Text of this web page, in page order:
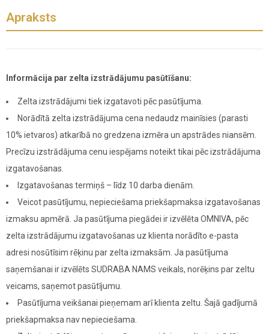
Apraksts
Informācija par zelta izstrādājumu pasūtīšanu:
Zelta izstrādājumi tiek izgatavoti pēc pasūtījuma.
Norādītā zelta izstrādājuma cena nedaudz mainīsies (parasti
10% ietvaros) atkarībā no gredzena izmēra un apstrādes niansēm.
Precīzu izstrādājuma cenu iespējams noteikt tikai pēc izstrādājuma
izgatavošanas.
Izgatavošanas termiņš – līdz 10 darba dienām.
Veicot pasūtījumu, nepieciešama priekšapmaksa izgatavošanas
izmaksu apmērā. Ja pasūtījuma piegādei ir izvēlēta OMNIVA, pēc
zelta izstrādājumu izgatavošanas uz klienta norādīto e-pasta
adresi nosūtīsim rēķinu par zelta izmaksām. Ja pasūtījuma
saņemšanai ir izvēlēts SUDRABA NAMS veikals, norēķins par zeltu
veicams, saņemot pasūtījumu.
Pasūtījuma veikšanai pieņemam arī klienta zeltu. Šajā gadījumā
priekšapmaksa nav nepieciešama.